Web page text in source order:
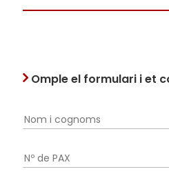
Omple el formulari i et